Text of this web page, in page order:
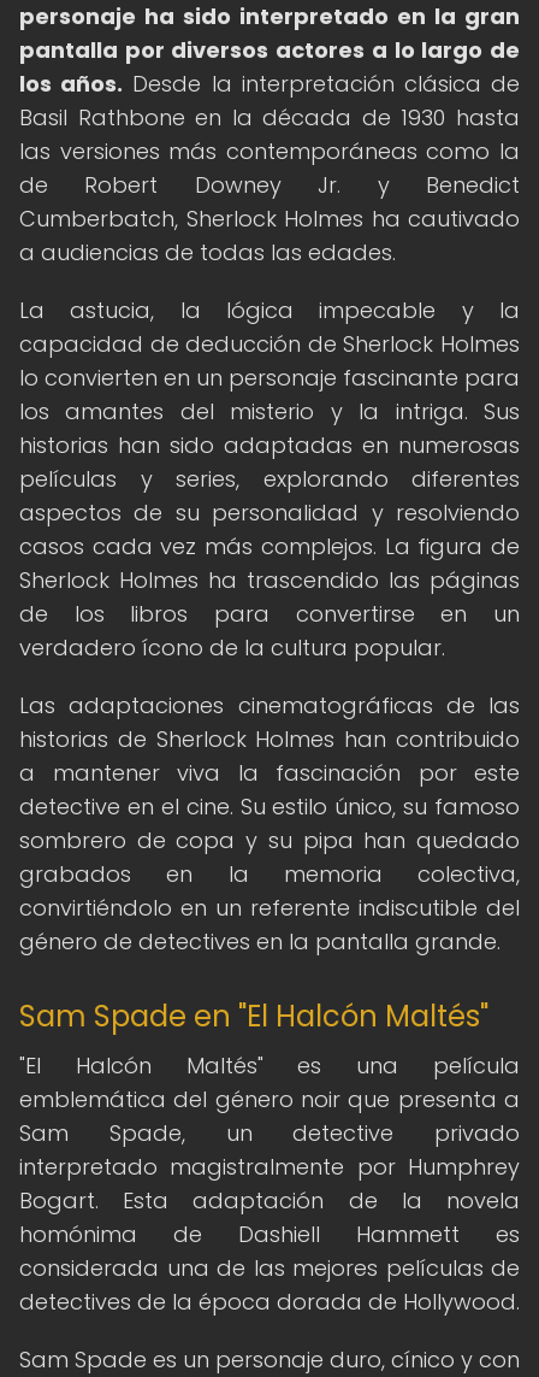
personaje ha sido interpretado en la gran
pantalla por diversos actores a lo largo de
los años. Desde la interpretación clásica de
Basil Rathbone en la década de 1930 hasta
las versiones más contemporáneas como la
de Robert Downey Jr. y Benedict
Cumberbatch, Sherlock Holmes ha cautivado
a audiencias de todas las edades.
La astucia, la lógica impecable y la
capacidad de deducción de Sherlock Holmes
lo convierten en un personaje fascinante para
los amantes del misterio y la intriga. Sus
historias han sido adaptadas en numerosas
películas y series, explorando diferentes
aspectos de su personalidad y resolviendo
casos cada vez más complejos. La figura de
Sherlock Holmes ha trascendido las páginas
de los libros para convertirse en un
verdadero ícono de la cultura popular.
Las adaptaciones cinematográficas de las
historias de Sherlock Holmes han contribuido
a mantener viva la fascinación por este
detective en el cine. Su estilo único, su famoso
sombrero de copa y su pipa han quedado
grabados en la memoria colectiva,
convirtiéndolo en un referente indiscutible del
género de detectives en la pantalla grande.
Sam Spade en "El Halcón Maltés"
"El Halcón Maltés" es una película
emblemática del género noir que presenta a
Sam Spade, un detective privado
interpretado magistralmente por Humphrey
Bogart. Esta adaptación de la novela
homónima de Dashiell Hammett es
considerada una de las mejores películas de
detectives de la época dorada de Hollywood.
Sam Spade es un personaje duro, cínico y con